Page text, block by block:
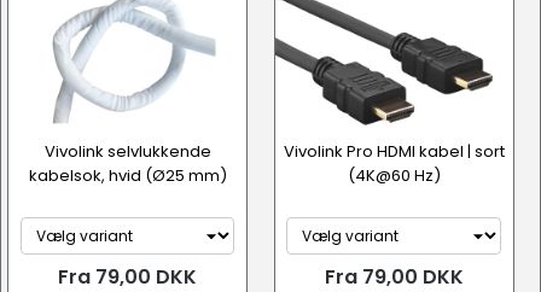
Vivolink selvlukkende
kabelsok, hvid (Ø25 mm)
Fra 79,00 DKK
Vivolink Pro HDMI kabel | sort
(4K@60 Hz)
Fra 79,00 DKK